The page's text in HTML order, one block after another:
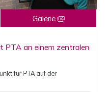
Galerie
PTA an einem zentralen
für PTA auf der